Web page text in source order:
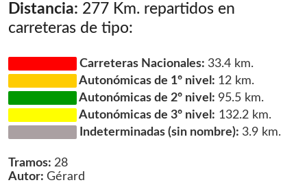
Distancia: 277 Km. repartidos en
carreteras de tipo:
Carreteras Nacionales: 33.4 km.
Autonómicas de 1º nivel: 12 km.
Autonómicas de 2º nivel: 95.5 km.
Autonómicas de 3º nivel: 132.2 km.
Indeterminadas (sin nombre): 3.9 km.
Tramos: 28
Autor: Gérard